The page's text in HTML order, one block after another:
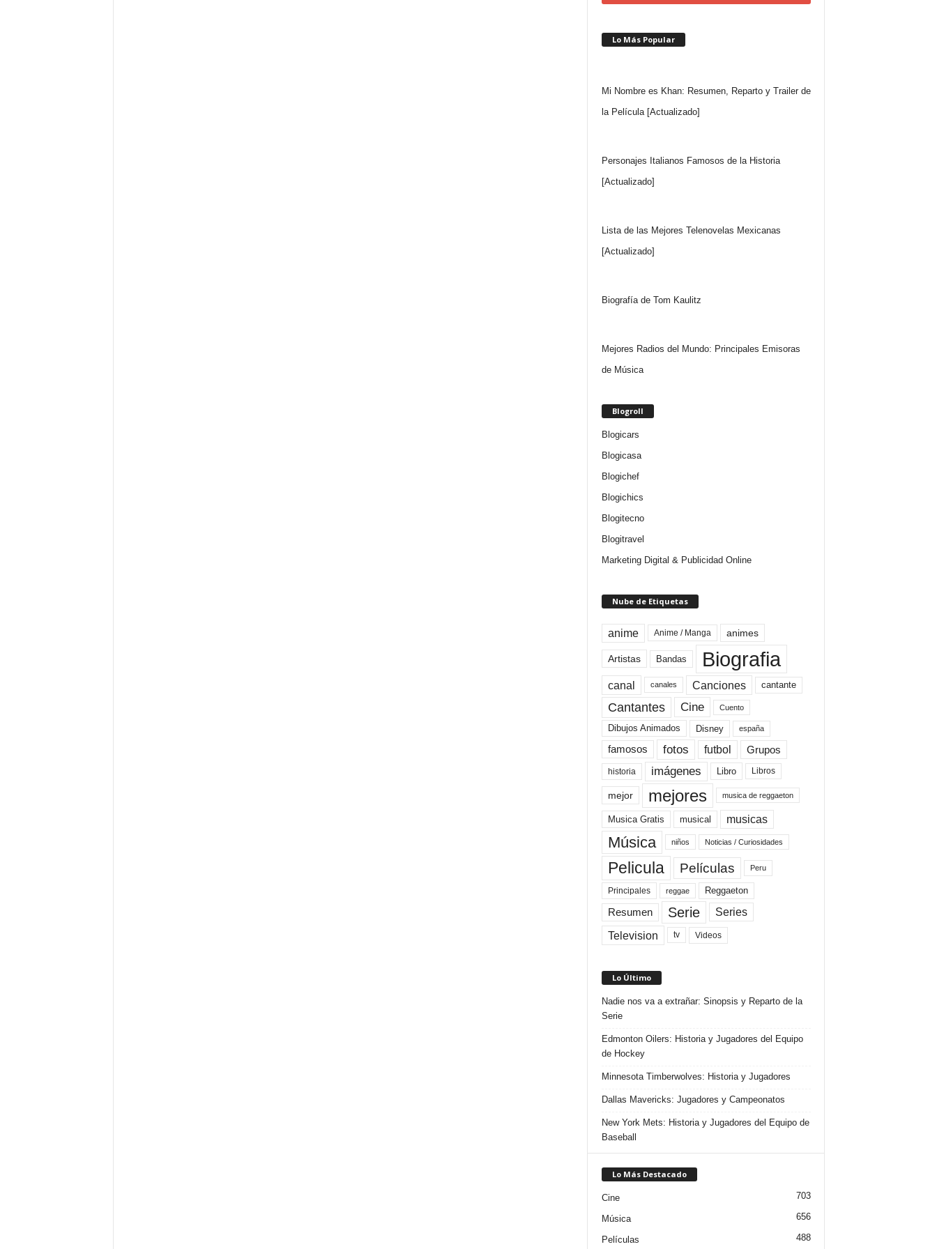
Lo Más Popular
Mi Nombre es Khan: Resumen, Reparto y Trailer de
la Película [Actualizado]
Personajes Italianos Famosos de la Historia
[Actualizado]
Lista de las Mejores Telenovelas Mexicanas
[Actualizado]
Biografía de Tom Kaulitz
Mejores Radios del Mundo: Principales Emisoras
de Música
Blogroll
Blogicars
Blogicasa
Blogichef
Blogichics
Blogitecno
Blogitravel
Marketing Digital & Publicidad Online
Nube de Etiquetas
anime Anime / Manga animes
Artistas Bandas Biografia
canal canales Canciones cantante
Cantantes Cine Cuento
Dibujos Animados Disney españa
famosos fotos futbol Grupos
historia imágenes Libro Libros
mejor mejores musica de reggaeton
Musica Gratis musical musicas
Música niños Noticias / Curiosidades
Pelicula Películas Peru
Principales reggae Reggaeton
Resumen Serie Series
Television tv Videos
Lo Último
Nadie nos va a extrañar: Sinopsis y Reparto de la
Serie
Edmonton Oilers: Historia y Jugadores del Equipo
de Hockey
Minnesota Timberwolves: Historia y Jugadores
Dallas Mavericks: Jugadores y Campeonatos
New York Mets: Historia y Jugadores del Equipo de
Baseball
Lo Más Destacado
Cine 703
Música 656
Películas 488